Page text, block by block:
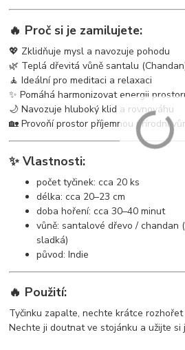
🔥 Proč si je zamilujete:
💖 Zklidňuje mysl a navozuje pohodu
🌿 Teplá dřevitá vůně santalu
🧘 Ideální pro meditaci a relaxaci
✨ Pomáhá harmonizovat energii
🌙 Navozuje hluboký klid a rovnováhu
🏡 Provoňí prostor příjemnou přírodní
✨ Vlastnosti:
počet tyčinek: cca 20 ks
délka: cca 20–23 cm
doba hoření: cca 30–40 minut
vůně: santalové dřevo / chandan
sladká)
původ: Indie
🔥 Použití:
Tyčinku zapalte, nechte krátce
Nechte ji doutnat ve stojánku a užijte si